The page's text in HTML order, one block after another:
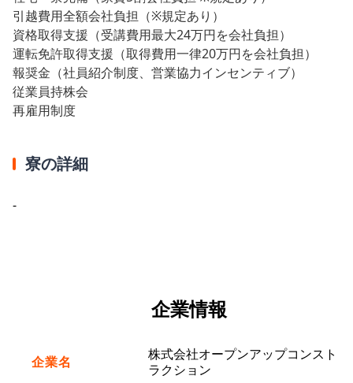
引越費用全額会社負担（※規定あり）
資格取得支援（受講費用最大24万円を会社負担）
運転免許取得支援（取得費用一律20万円を会社負担）
報奨金（社員紹介制度、営業協力インセンティブ）
従業員持株会
再雇用制度
寮の詳細
-
企業情報
企業名
株式会社オープンアップコンスト
ラクション